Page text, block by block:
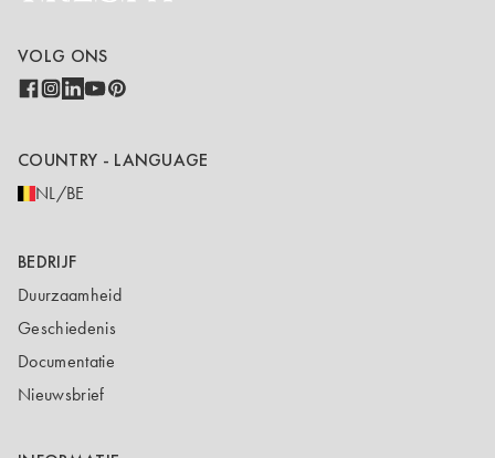
VOLG ONS
COUNTRY - LANGUAGE
NL/BE
BEDRIJF
Duurzaamheid
Geschiedenis
Documentatie
Nieuwsbrief